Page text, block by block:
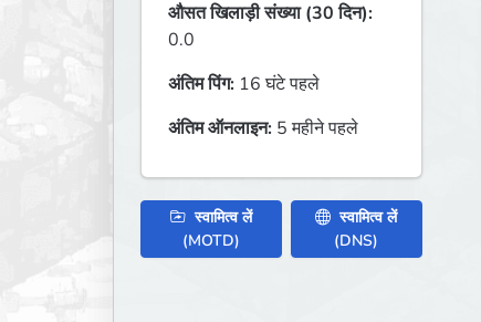
औसत खिलाड़ी संख्या (30 दिन):
0.0
अंतिम पिंग: 16 घंटे पहले
अंतिम ऑनलाइन: 5 महीने पहले
स्वामित्व लें
(MOTD)
स्वामित्व लें
(DNS)